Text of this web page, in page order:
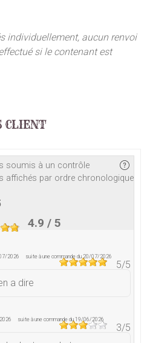
individuellement, aucun renvoi
si le contenant est
CLIENT
soumis à un contrôle
affichés par ordre chronologique
4.9 / 5
2026 suite à une commande du 20/07/2026
5/5
a dire
suite à une commande du 19/06/2026
3/5